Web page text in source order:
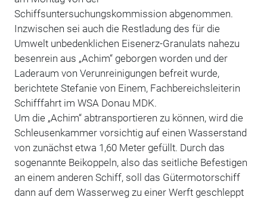
Schiffsuntersuchungskommission abgenommen.
Inzwischen sei auch die Restladung des für die
Umwelt unbedenklichen Eisenerz-Granulats nahezu
besenrein aus „Achim“ geborgen worden und der
Laderaum von Verunreinigungen befreit wurde,
berichtete Stefanie von Einem, Fachbereichsleiterin
Schifffahrt im WSA Donau MDK.
Um die „Achim“ abtransportieren zu können, wird die
Schleusenkammer vorsichtig auf einen Wasserstand
von zunächst etwa 1,60 Meter gefüllt. Durch das
sogenannte Beikoppeln, also das seitliche Befestigen
an einem anderen Schiff, soll das Gütermotorschiff
dann auf dem Wasserweg zu einer Werft geschleppt